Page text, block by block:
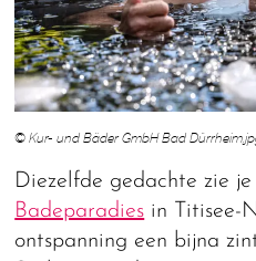
© Kur- und Bäder GmbH Bad
Diezelfde gedachte zie
Badeparadies in Titisee-
ontspanning een bijna